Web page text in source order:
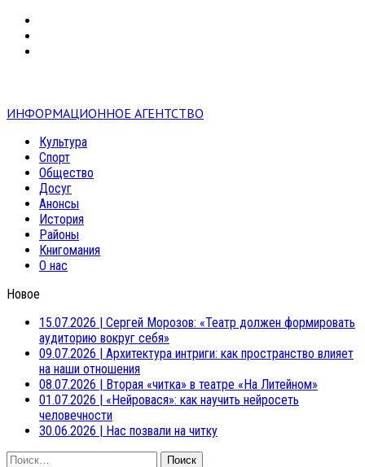
ИНФОРМАЦИОННОЕ АГЕНТСТВО
Культура
Спорт
Общество
Досуг
Анонсы
История
Районы
Книгомания
О нас
Новое
15.07.2026 | Сергей Морозов: «Театр должен формировать
аудиторию вокруг себя»
09.07.2026 | Архитектура интриги: как пространство влияет
на наши отношения
08.07.2026 | Вторая «читка» в театре «На Литейном»
01.07.2026 | «Нейровася»: как научить нейросеть
человечности
30.06.2026 | Нас позвали на читку
Найти: